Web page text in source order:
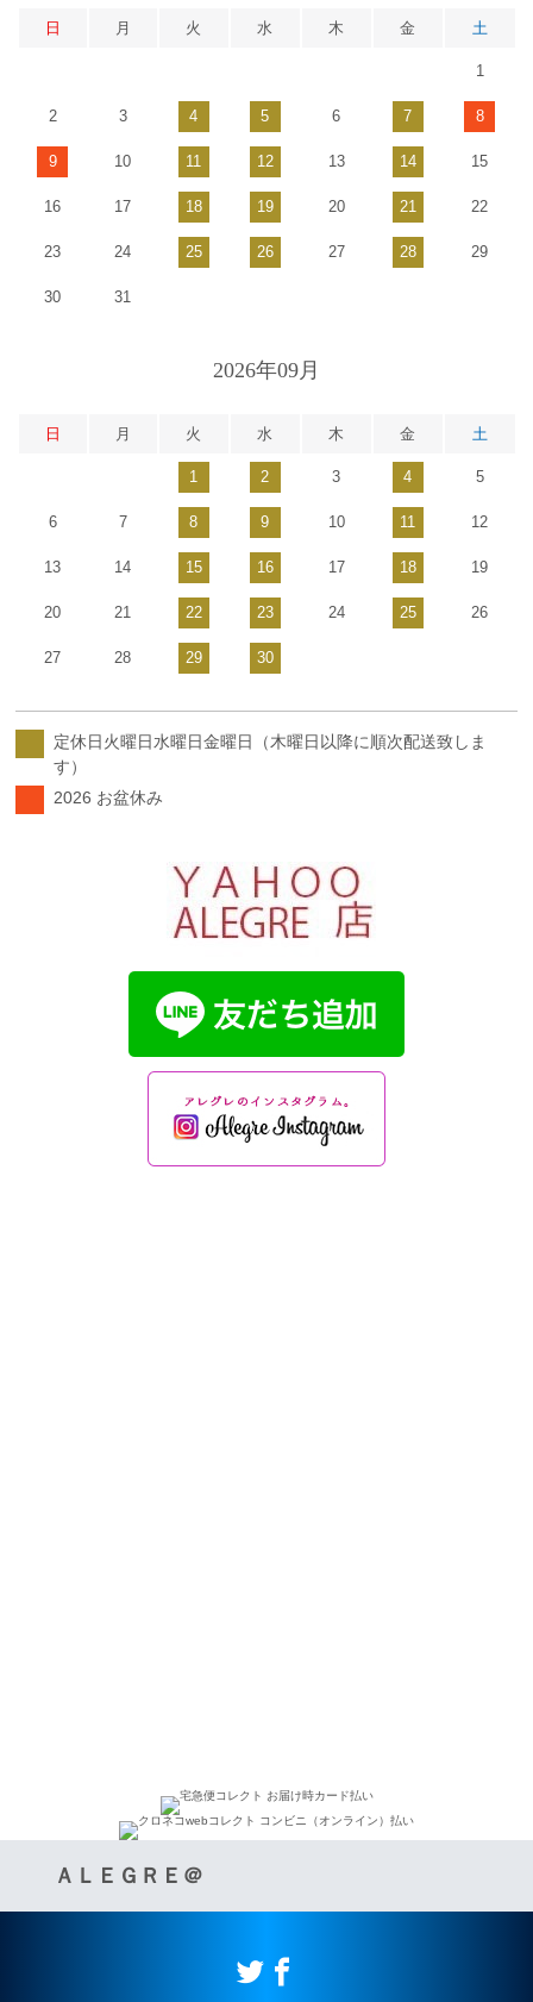
日 月 火 水 木 金 土
1
2 3 4 5 6 7 8
9 10 11 12 13 14 15
16 17 18 19 20 21 22
23 24 25 26 27 28 29
30 31
2026年09月
日 月 火 水 木 金 土
1 2 3 4 5
6 7 8 9 10 11 12
13 14 15 16 17 18 19
20 21 22 23 24 25 26
27 28 29 30
定休日火曜日水曜日金曜日（木曜日以降に順次配送致しま
す）
2026 お盆休み
ＡＬＥＧＲＥ＠